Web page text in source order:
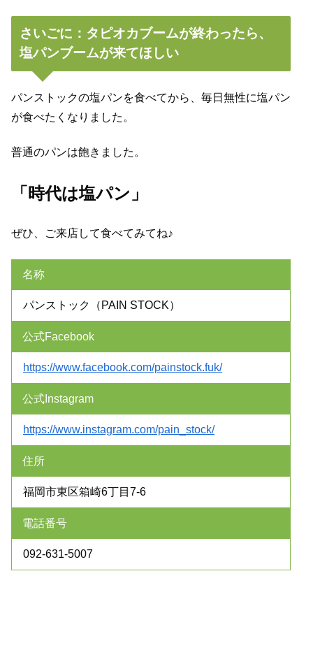
さいごに：タピオカブームが終わったら、
塩パンブームが来てほしい
パンストックの塩パンを食べてから、毎日無性に塩パン
が食べたくなりました。
普通のパンは飽きました。
「時代は塩パン」
ぜひ、ご来店して食べてみてね♪
名称
パンストック（PAIN STOCK）
公式Facebook
https://www.facebook.com/painstock.fuk/
公式Instagram
https://www.instagram.com/pain_stock/
住所
福岡市東区箱崎6丁目7-6
電話番号
092-631-5007